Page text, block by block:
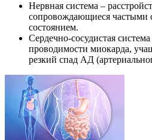
Нервная система –
сопровождающиеся частыми
состоянием.
Сердечно-сосудистая
проводимости миокарда,
резкий спад АД